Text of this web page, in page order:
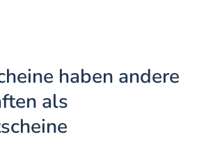
haben andere
als